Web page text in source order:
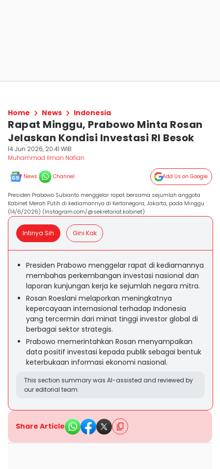
Home News Indonesia
Rapat Minggu, Prabowo Minta Rosan
Jelaskan Kondisi Investasi RI Besok
14 Jun 2026, 20:41 WIB
Muhammad Ilman Nafian
News Channel Add Us on Google
Presiden Prabowo Subianto menggelar rapat bersama sejumlah anggota
Kabinet Merah Putih di kediamannya di Kertanegara, Jakarta, pada Minggu
(14/6/2026) (Instagram.com/@sekretariat.kabinet)
Intinya Sih Gini Kak
Presiden Prabowo menggelar rapat di kediamannya
membahas perkembangan investasi nasional dan
laporan kunjungan kerja ke sejumlah negara mitra.
Rosan Roeslani melaporkan meningkatnya
kepercayaan internasional terhadap Indonesia
yang tercermin dari minat tinggi investor global di
berbagai sektor strategis.
Prabowo memerintahkan Rosan menyampaikan
data positif investasi kepada publik sebagai bentuk
keterbukaan informasi ekonomi nasional.
This section summary was AI-assisted and reviewed by
our editorial team.
Share Article